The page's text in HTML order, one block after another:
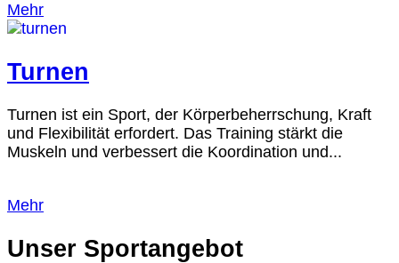
Mehr
Turnen
Turnen ist ein Sport, der Körperbeherrschung, Kraft
und Flexibilität erfordert. Das Training stärkt die
Muskeln und verbessert die Koordination und...
Mehr
Unser Sportangebot